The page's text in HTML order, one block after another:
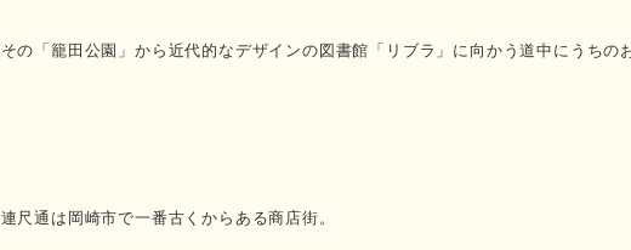
その「籠田公園」から近代的なデザインの図書館「リブラ」に向かう道中にうちの
連尺通は岡崎市で一番古くからある商店街。